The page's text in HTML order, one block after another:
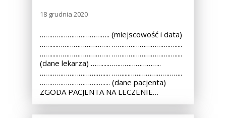
18 grudnia 2020
……………………………….. (miejscowość i data)
……....……………………….. ………………………….….....
……....……………………….. ………………………….….....
(dane lekarza) ……....………………………..
………………………….…..... ……....………………………..
………………………….…..... (dane pacjenta)
ZGODA PACJENTA NA LECZENIE…